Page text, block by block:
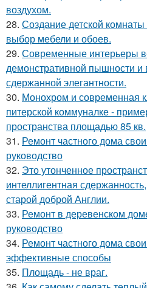
воздухом.
28. Создание детской
выбор мебели и обоев.
29. Современные интерьеры
демонстративной пышности и
сдержанной элегантности.
30. Монохром и современная
питерской коммуналке -
пространства площадью 85 кв.
31. Ремонт частного дома
руководство
32. Это утонченное
интеллигентная
старой доброй Англии.
33. Ремонт в деревенском
руководство
34. Ремонт частного дома
эффективные способы
35. Площадь - не враг.